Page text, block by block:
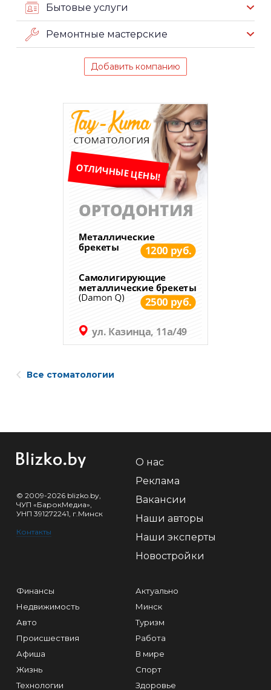
Бытовые услуги
Ремонтные мастерские
Добавить компанию
Все стоматологии
© 2009-2026 blizko.by,
ЧУП «БарокМедиа»,
УНП 391272241, г.Минск
Контакты
О нас
Реклама
Вакансии
Наши авторы
Наши эксперты
Новостройки
Финансы
Недвижимость
Авто
Происшествия
Афиша
Жизнь
Технологии
Актуально
Минск
Туризм
Работа
В мире
Спорт
Здоровье